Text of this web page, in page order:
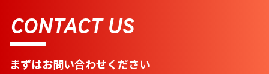
CONTACT US
まずはお問い合わせください